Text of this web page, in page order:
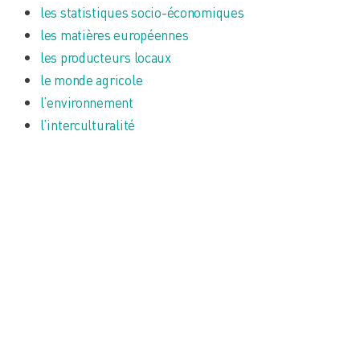
les statistiques socio-économiques
les matières européennes
les producteurs locaux
le monde agricole
l’environnement
l’interculturalité